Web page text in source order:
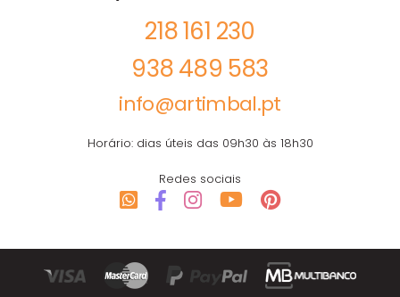
218 161 230
938 489 583
info@artimbal.pt
Horário: dias úteis das 09h30 às 18h30
Redes sociais